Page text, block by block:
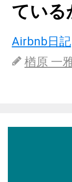
ている
Airbnb日記
楢原 一